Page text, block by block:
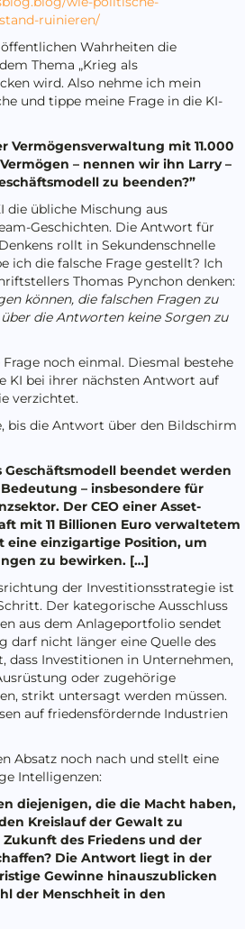
ruinieren/
Wahrheiten die
Thema „Krieg als
wird. Also nehme ich mein
und tippe meine Frage in die KI-
Vermögensverwaltung mit 11.000
– nennen wir ihn Larry –
zu beenden?”
übliche Mischung aus
Geschichten. Die Antwort für
rollt in Sekundenschnelle
ich die falsche Frage gestellt? Ich
Thomas Pynchon denken:
können, die falschen Fragen zu
die Antworten keine Sorgen zu
noch einmal. Diesmal bestehe
KI bei ihrer nächsten Antwort auf
verzichtet.
bis die Antwort über den Bildschirm
Geschäftsmodell beendet werden
– insbesondere für
Der CEO einer Asset-
mit 11 Billionen Euro verwaltetem
eine einzigartige Position, um
zu bewirken. […]
der Investitionsstrategie ist
Der kategorische Ausschluss
aus dem Anlageportfolio sendet
darf nicht länger eine Quelle des
dass Investitionen in Unternehmen,
oder zugehörige
strikt untersagt werden müssen.
auf friedensfördernde Industrien
Absatz noch nach und stellt eine
Intelligenzen:
diejenigen, die die Macht haben,
Kreislauf der Gewalt zu
des Friedens und der
Die Antwort liegt in der
Gewinne hinauszublicken
der Menschheit in den